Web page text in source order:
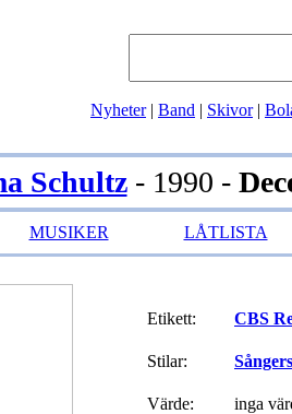
Nyheter| Band | Skivor|
Schultz- 1990 -
MUSIKER LÅTLISTA
Etikett: CBS
Stilar:
Värde: inga